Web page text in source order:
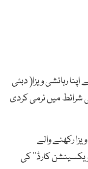
رہائشی ویزا( دبئی
شرائط میں نرمی کردی
رکھنے والے
ویکسینشن کارڈ‘‘ کی